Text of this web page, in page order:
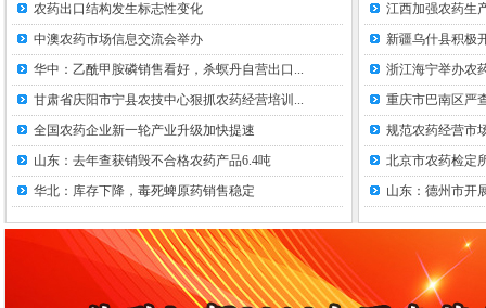
农药出口结构发生标志性变化
中澳农药市场信息交流会举办
华中：乙酰甲胺磷销售看好，杀螟丹自营出口...
甘肃省庆阳市宁县农技中心狠抓农药经营培训...
全国农药企业新一轮产业升级加快提速
山东：去年查获销毁不合格农药产品6.4吨
华北：库存下降，毒死蜱原药销售稳定
江西加强农药生
新疆乌什县积极
浙江海宁举办农
重庆市巴南区严
规范农药经营市
北京市农药检定
山东：德州市开